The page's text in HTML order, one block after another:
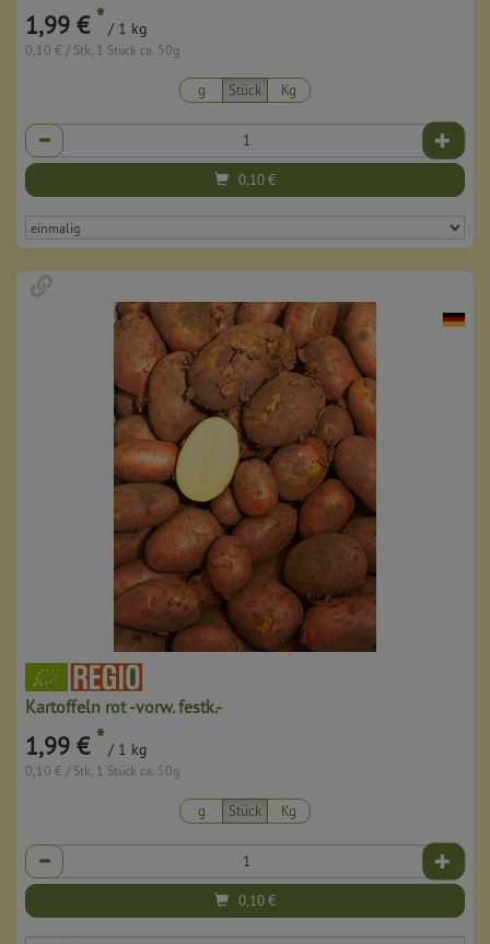
1,99 € * / 1 kg
0,10 € / Stk, 1 Stück ca. 50g
g Stück Kg
Anzahl
0,10€
Kartoffeln rot -vorw. festk.-
1,99 € * / 1 kg
0,10 € / Stk, 1 Stück ca. 50g
g Stück Kg
Anzahl
0,10€